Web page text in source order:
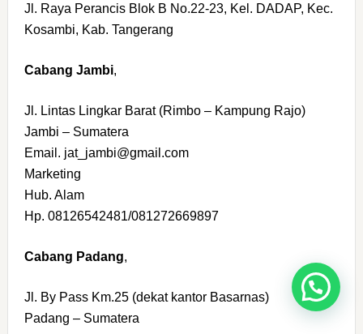
Jl. Raya Perancis Blok B No.22-23, Kel. DADAP, Kec.
Kosambi, Kab. Tangerang
Cabang Jambi,
Jl. Lintas Lingkar Barat (Rimbo – Kampung Rajo)
Jambi – Sumatera
Email. jat_jambi@gmail.com
Marketing
Hub. Alam
Hp. 08126542481/081272669897
Cabang Padang,
Jl. By Pass Km.25 (dekat kantor Basarnas)
Padang – Sumatera